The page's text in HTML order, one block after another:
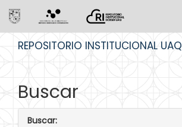
REPOSITORIO INSTITUCIONAL UAQ
Buscar
Buscar: